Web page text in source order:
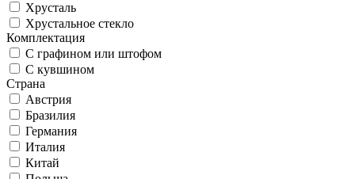
Хрусталь
Хрустальное стекло
Комплектация
С графином или штофом
С кувшином
Страна
Австрия
Бразилия
Германия
Италия
Китай